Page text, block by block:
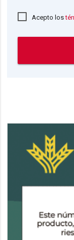
Acepto los